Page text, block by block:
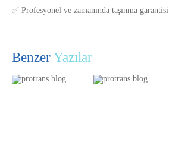
✅ Profesyonel ve zamanında taşınma garantisi
BenzerYazılar